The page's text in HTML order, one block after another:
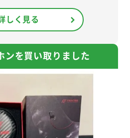
しく見る
ンを買い取りました